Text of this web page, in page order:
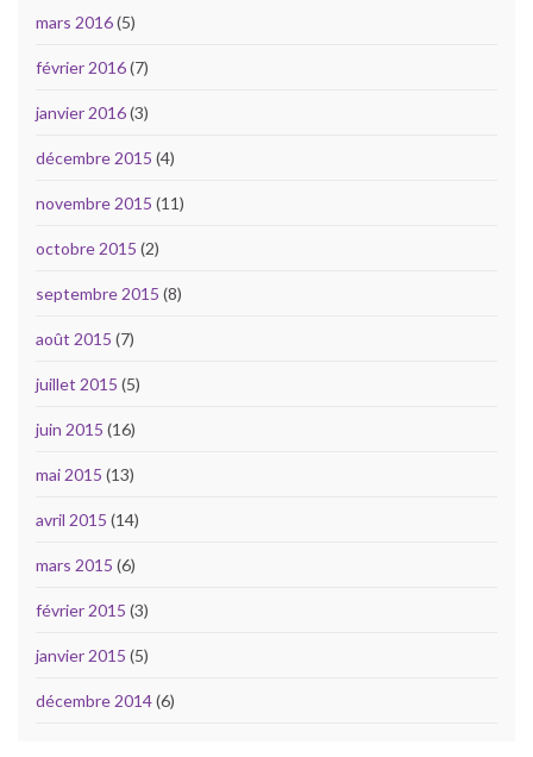
mars 2016(5)
février 2016(7)
janvier 2016(3)
décembre 2015 (4)
novembre 2015 (11)
octobre 2015 (2)
septembre 2015 (8)
août 2015 (7)
juillet 2015 (5)
juin 2015 (16)
mai 2015 (13)
avril 2015 (14)
mars 2015 (6)
février 2015 (3)
janvier 2015 (5)
décembre 2014(6)